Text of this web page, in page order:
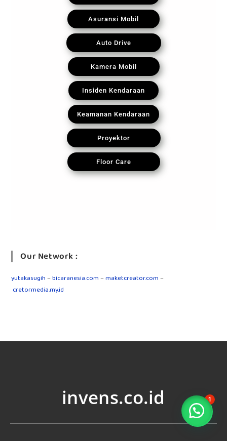
Asuransi Mobil
Auto Drive
Kamera Mobil
Insiden Kendaraan
Keamanan Kendaraan
Proyektor
Floor Care
Our Network :
yutakasugih–bicaranesia.com–maketcreator.com–
cretormedia.my.id
invens.co.id 1